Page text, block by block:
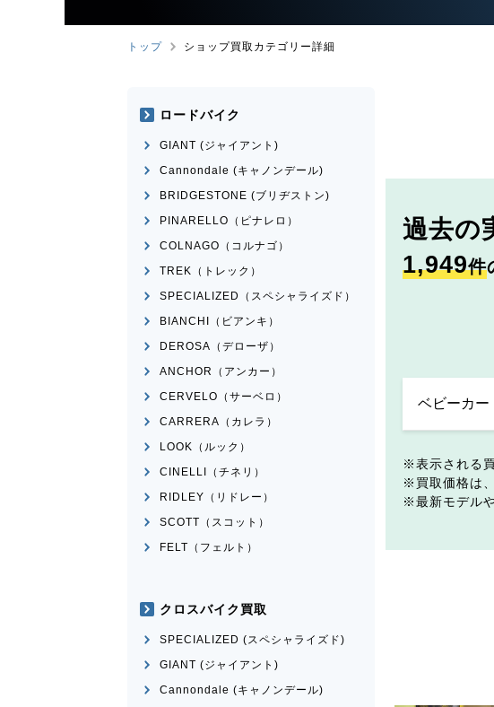
トップ ショップ買取カテゴリー詳細
過去の
1,949件
表示される
買取価格は
最新モデル
ロードバイク
GIANT (ジャイアント)
Cannondale (キャノンデール)
BRIDGESTONE (ブリヂストン)
PINARELLO（ピナレロ）
COLNAGO（コルナゴ）
TREK（トレック）
SPECIALIZED（スペシャライズド）
BIANCHI（ビアンキ）
DEROSA（デローザ）
ANCHOR（アンカー）
CERVELO（サーベロ）
CARRERA（カレラ）
LOOK（ルック）
CINELLI（チネリ）
RIDLEY（リドレー）
SCOTT（スコット）
FELT（フェルト）
クロスバイク買取
SPECIALIZED (スペシャライズド)
GIANT (ジャイアント)
Cannondale (キャノンデール)